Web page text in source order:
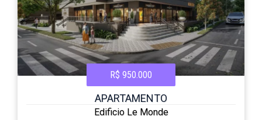
R$ 950.000
APARTAMENTO
Edificio Le Monde